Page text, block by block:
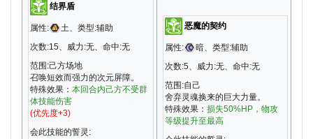
结界盾
属性:
土、类型:辅助
次数:15、威力:无、命中:无
范围:己方场地
召唤短效而强力的次元屏障。
特殊效果： 本回合内己方不受群
体技能伤害
(优先度+3)
会此技能的誓灵:
恶魔的契约
属性:
暗、类型:辅助
次数:5、威力:无、命中:无
范围:自己
舍弃灵魂换来的巨大力量。
特殊效果： 损失50%HP，物攻
等级提升至最高